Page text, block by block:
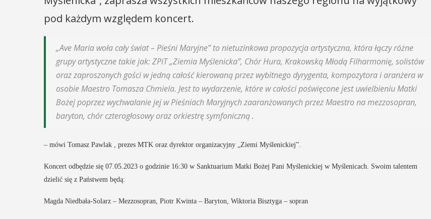
pod każdym względem koncert.
„Ave Maria woła cały świat – Pieśni Maryjne” to nietuzinkowa propozycja artystyczna, która łączy różne
grupy artystyczne takie jak: ZPiT „Ziemia Myślenicka”, Chór Hura, Krakowską Młodą Filharmonię, solistów
oraz zaproszonych gości w jedną całość kierowaną przez wybitnego dyrygenta, kompozytora i aranżera w
osobie Maestro Tomasza Chmiela. Jest to wydarzenie, które w całości poświęcone jest uwielbieniu Matki
Bożej poprzez wychwalanie jej w Pieśniach Maryjnych zaaranżowanych przez Maestro na mezzosopran,
baryton, chór czterogłosowy oraz orkiestrę symfoniczną .
– mówi Tomasz Pawlak , prezes MTK oraz dyrektor organizacyjny „Ziemi Myślenickiej”.
Koncert odbędzie się 07.05.2023 o godzinie 16:30 w Sanktuarium Matki Bożej Pani Myślenickiej w Myślenicach. Swoim talentem
dzielić się z Państwem będą:
Magda Niedbała-Solarz – Mezzosopran, Piotr Kwinta – Baryton, Wiktoria Bisztyga – sopran